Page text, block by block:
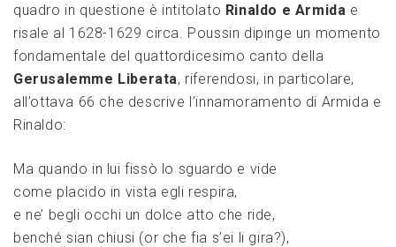
quadro in questione è intitolato Rinaldo e Armida e
risale al 1628-1629 circa. Poussin dipinge un momento
fondamentale del quattordicesimo canto della
Gerusalemme Liberata, riferendosi, in particolare,
all’ottava 66 che descrive l’innamoramento di Armida e
Rinaldo:
Ma quando in lui fissò lo sguardo e vide
come placido in vista egli respira,
e ne’ begli occhi un dolce atto che ride,
benché sian chiusi (or che fia s’ei li gira?),